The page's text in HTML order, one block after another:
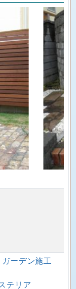
ガーデン施工
テリア